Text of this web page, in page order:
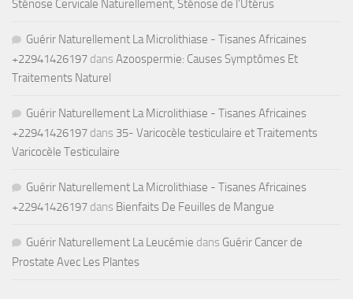
Sténose Cervicale Naturellement, Sténose de l’Utérus
Guérir Naturellement La Microlithiase - Tisanes Africaines
+22941426197 dans Azoospermie: Causes Symptômes Et
Traitements Naturel
Guérir Naturellement La Microlithiase - Tisanes Africaines
+22941426197 dans 35- Varicocèle testiculaire et Traitements
Varicocèle Testiculaire
Guérir Naturellement La Microlithiase - Tisanes Africaines
+22941426197 dans Bienfaits De Feuilles de Mangue
Guérir Naturellement La Leucémie dans Guérir Cancer de
Prostate Avec Les Plantes